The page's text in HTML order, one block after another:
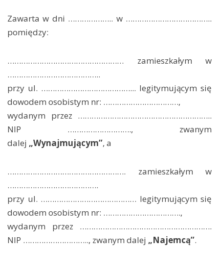
Zawarta w dni ……………….. w ………………………………..
pomiędzy:
…………………………………………… zamieszkałym w
…………………………………..
przy ul. …………………………………... legitymującym się
dowodem osobistym nr: ……………………………,
wydanym przez …………………………………………………..
NIP ………………………., zwanym
dalej „Wynajmującym”, a
……………………………………………. zamieszkałym w
………………………………….
przy ul. …………………………………… legitymującym się
dowodem osobistym nr: …………………………….,
wydanym przez ………………………………………………….
NIP ……………………….., zwanym dalej „Najemcą”.